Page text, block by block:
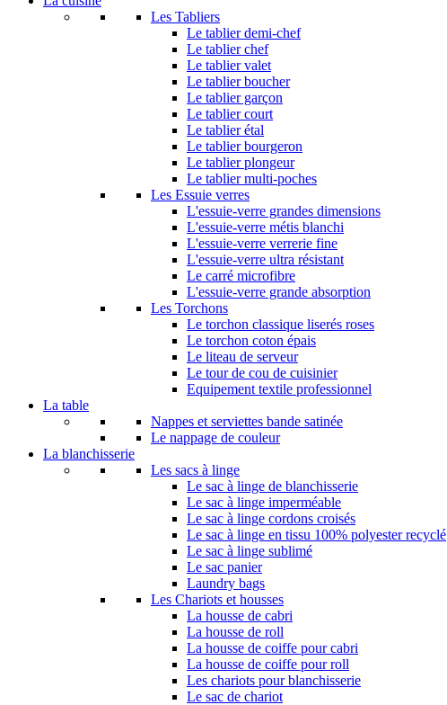
Les Tabliers
Le tablier demi-chef
Le tablier chef
Le tablier valet
Le tablier boucher
Le tablier garçon
Le tablier court
Le tablier étal
Le tablier bourgeron
Le tablier plongeur
Le tablier multi-poches
Les Essuie verres
L'essuie-verre grandes dimensions
L'essuie-verre métis blanchi
L'essuie-verre verrerie fine
L'essuie-verre ultra résistant
Le carré microfibre
L'essuie-verre grande absorption
Les Torchons
Le torchon classique liserés roses
Le torchon coton épais
Le liteau de serveur
Le tour de cou de cuisinier
Equipement textile professionnel
La table
Nappes et serviettes bande satinée
Le nappage de couleur
La blanchisserie​
Les sacs à linge
Le sac à linge de blanchisserie
Le sac à linge imperméable
Le sac à linge cordons croisés
Le sac à linge en tissu 100% polyester recyclé
Le sac à linge sublimé
Le sac panier
Laundry bags
Les Chariots et housses
La housse de cabri
La housse de roll
La housse de coiffe pour cabri
La housse de coiffe pour roll
Les chariots pour blanchisserie
Le sac de chariot